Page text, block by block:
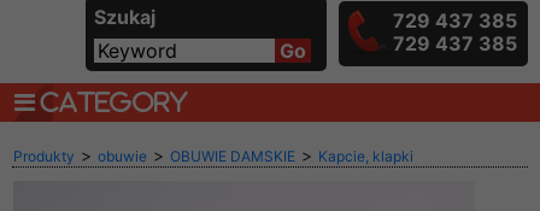
Szukaj
729 437 385
729 437 385
CATEGORY
Produkty > obuwie > OBUWIE DAMSKIE > Kapcie, klapki